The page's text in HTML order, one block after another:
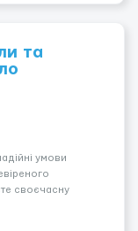
та
умови
своєчасну